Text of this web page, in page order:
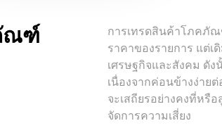
ณฑ์
การเทรดสินค้าโภคภั
ราคาของรายการ แต่
เศรษฐกิจและสังคม ดั
เนื่องจากค่อนข้างง่าย
จะเสถียรอย่างคงที่ห
จัดการความเสี่ยง